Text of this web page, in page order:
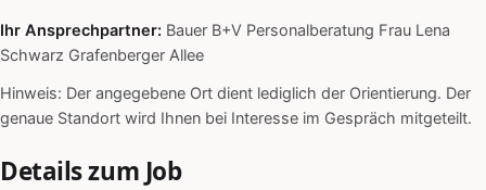
Ihr Ansprechpartner: Bauer B+V Personalberatung Frau Lena
Schwarz Grafenberger Allee
Hinweis: Der angegebene Ort dient lediglich der Orientierung. Der
genaue Standort wird Ihnen bei Interesse im Gespräch mitgeteilt.
Details zum Job